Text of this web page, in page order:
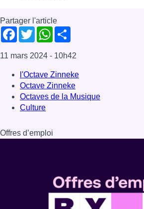
Partager l'article
Facebook
TwitterWhatsApp
11 mars 2024 - 10h42
l'Octave Zinneke
Octave Zinneke
Octaves de la Musique
Culture
Offres d’emploi